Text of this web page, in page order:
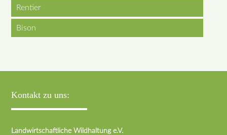
Rentier
Bison
Kontakt zu uns:
Landwirtschaftliche Wildhaltung e.V.